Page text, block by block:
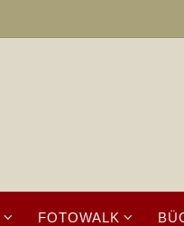
FOTOWALK